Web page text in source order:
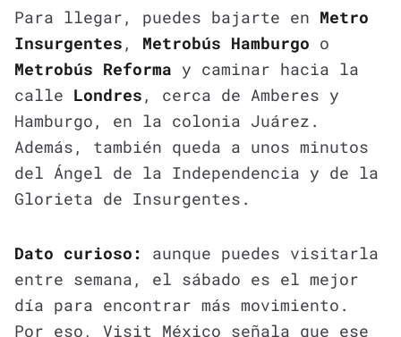
Para llegar, puedes bajarte en Metro
Insurgentes , Metrobús Hamburgo o
Metrobús Reforma y caminar hacia la
calle Londres , cerca de Amberes y
Hamburgo, en la colonia Juárez.
Además, también queda a unos minutos
del Ángel de la Independencia y de la
Glorieta de Insurgentes.
Dato curioso:
aunque puedes visitarla
entre semana, el sábado es el mejor
día para encontrar más movimiento.
Por eso, Visit México señala que ese